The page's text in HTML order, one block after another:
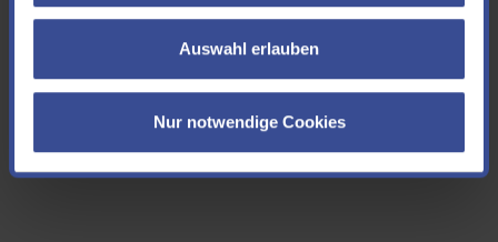
Auswahl erlauben
Nur notwendige Cookies
Ich akzeptiere dieDatenschutzerklärung*
SENDEN